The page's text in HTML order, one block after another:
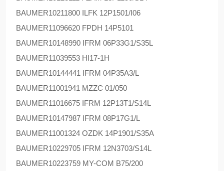
BAUMER10211800 ILFK 12P1501/I06
BAUMER11096620 FPDH 14P5101
BAUMER10148990 IFRM 06P33G1/S35L
BAUMER11039553 HI17-1H
BAUMER10144441 IFRM 04P35A3/L
BAUMER11001941 MZZC 01/050
BAUMER11016675 IFRM 12P13T1/S14L
BAUMER10147987 IFRM 08P17G1/L
BAUMER11001324 OZDK 14P1901/S35A
BAUMER10229705 IFRM 12N3703/S14L
BAUMER10223759 MY-COM B75/200